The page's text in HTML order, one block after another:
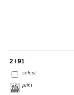
2 / 91
select
print